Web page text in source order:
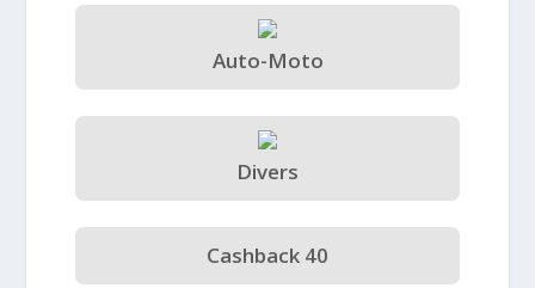
Auto-Moto
Divers
Cashback 40